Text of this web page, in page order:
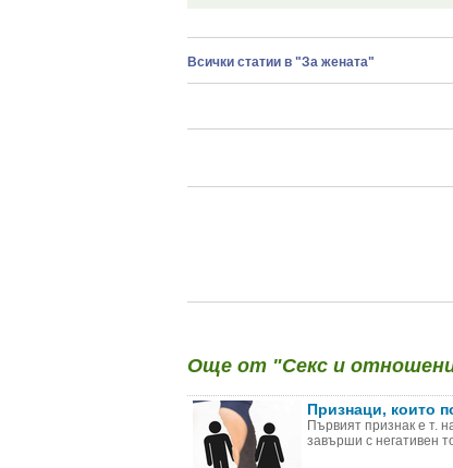
Всички статии в "За жената"
Още от "Секс и
Признаци, които
Първият признак е т.
завърши с негативен